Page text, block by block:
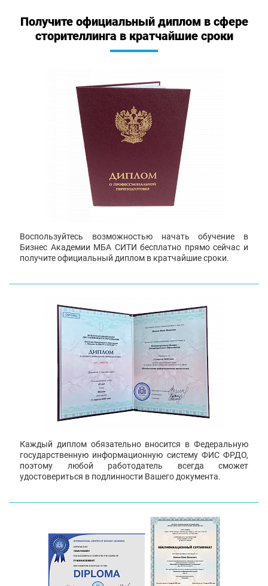
Получите официальный диплом в сфере
сторителлинга в кратчайшие сроки
Воспользуйтесь возможностью начать обучение в
Бизнес Академии МБА СИТИ бесплатно прямо сейчас и
получите официальный диплом в кратчайшие сроки.
Каждый диплом обязательно вносится в Федеральную
государственную информационную систему ФИС ФРДО,
поэтому любой работодатель всегда сможет
удостовериться в подлинности Вашего документа.